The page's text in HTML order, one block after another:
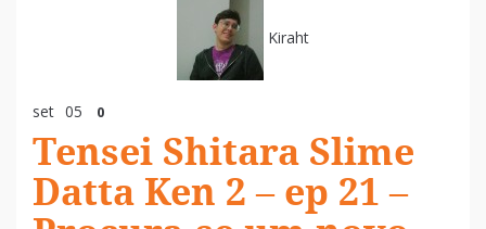
Kiraht
set 05 0
Tensei Shitara Slime
Datta Ken 2 – ep 21 –